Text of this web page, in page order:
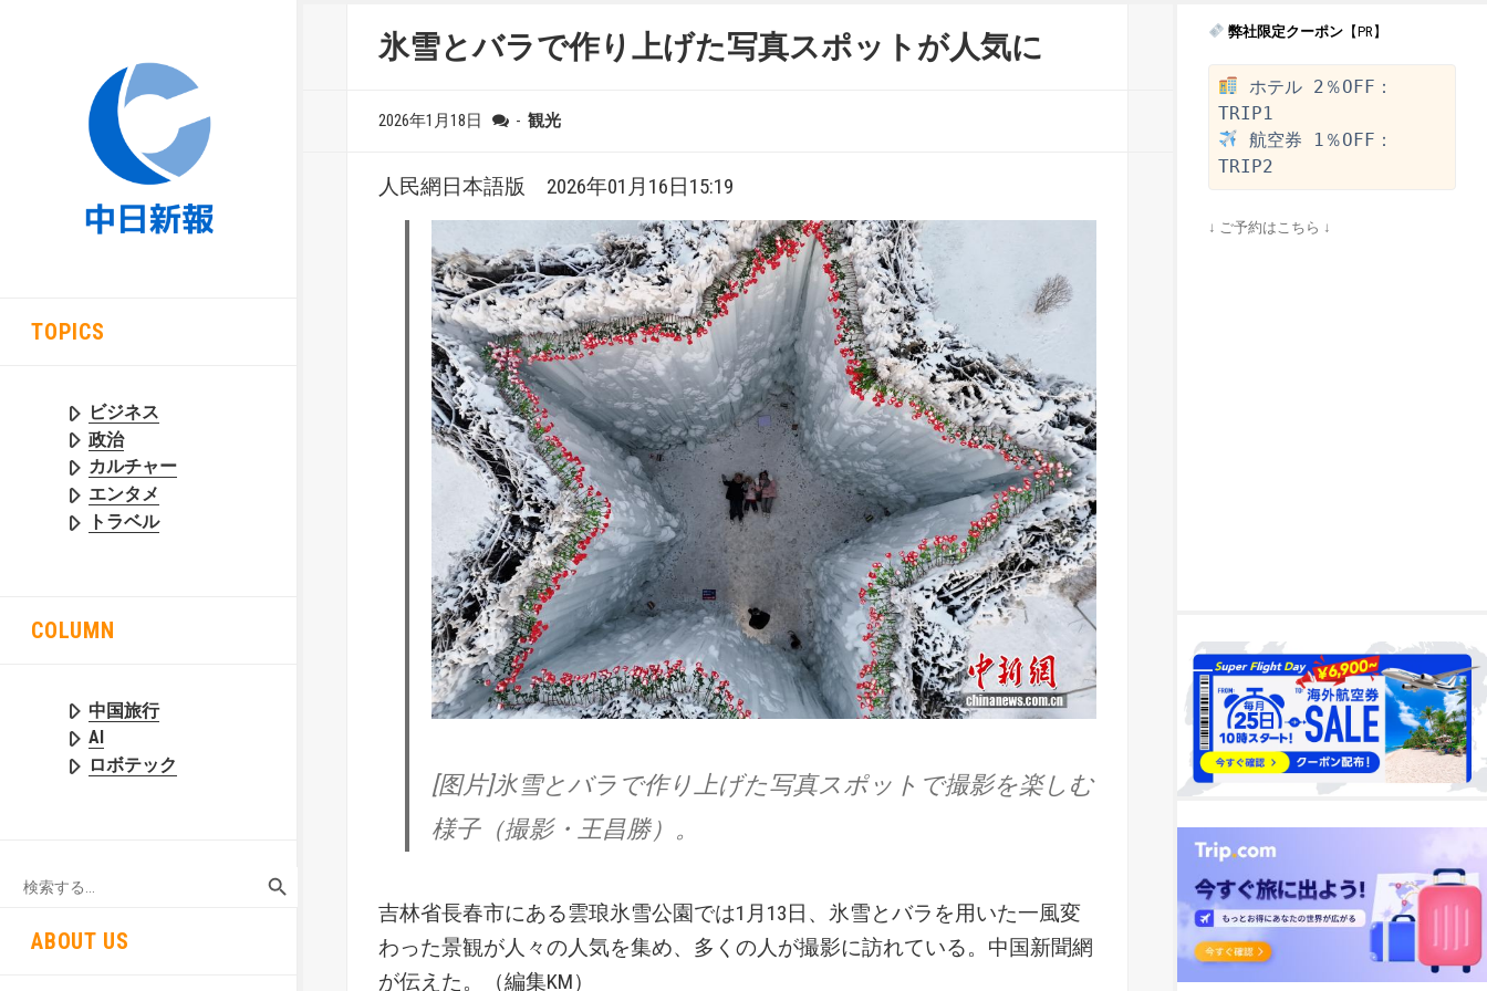
TOPICS
ビジネス
政治
カルチャー
エンタメ
トラベル
COLUMN
中国旅行
AI
ロボテック
Search
ABOUT US
氷雪とバラで作り上げた写真スポットが人気に
2026年1月18日 - 観光
人民網日本語版 2026年01月16日15:19
[图片]氷雪とバラで作り上げた写真スポットで撮影を楽しむ
様子（撮影・王昌勝）。
吉林省長春市にある雲琅氷雪公園では1月13日、氷雪とバラを用いた一風変
わった景観が人々の人気を集め、多くの人が撮影に訪れている。中国新聞網
が伝えた。（編集KM）
弊社限定クーポン【PR】
ホテル 2％OFF：
航空券 1％OFF：
↓ ご予約はこちら ↓